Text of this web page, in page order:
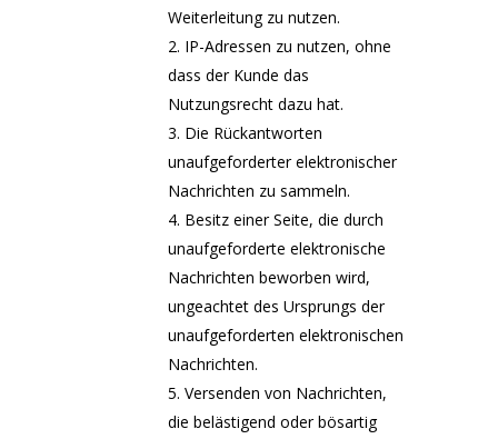
Weiterleitung zu nutzen.
IP-Adressen zu nutzen, ohne
dass der Kunde das
Nutzungsrecht dazu hat.
Die Rückantworten
unaufgeforderter elektronischer
Nachrichten zu sammeln.
Besitz einer Seite, die durch
unaufgeforderte elektronische
Nachrichten beworben wird,
ungeachtet des Ursprungs der
unaufgeforderten elektronischen
Nachrichten.
Versenden von Nachrichten,
die belästigend oder bösartig